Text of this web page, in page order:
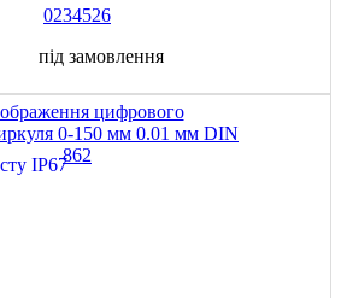
0234526
під замовлення